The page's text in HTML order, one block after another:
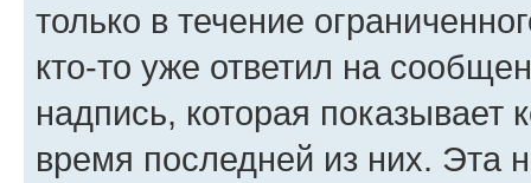
только в течение
кто-то уже ответил на
надпись, которая показывает
время последней из них. Эта